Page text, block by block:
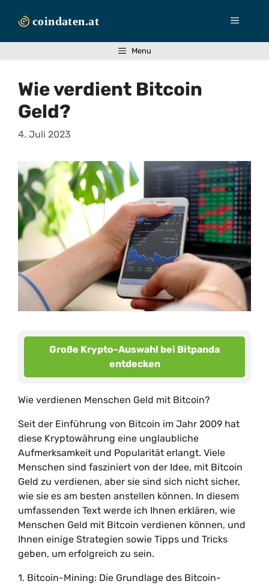
Inhalt
Menü
Menu
Wie verdient Bitcoin
Geld?
4. Juli 2023
Große Krypto-Auswahl bei Bitpanda
entdecken
Wie verdienen Menschen Geld mit Bitcoin?
Seit der Einführung von Bitcoin im Jahr 2009 hat
diese Kryptowährung eine unglaubliche
Aufmerksamkeit und Popularität erlangt. Viele
Menschen sind fasziniert von der Idee, mit Bitcoin
Geld zu verdienen, aber sie sind sich nicht sicher,
wie sie es am besten anstellen können. In diesem
umfassenden Text werde ich Ihnen erklären, wie
Menschen Geld mit Bitcoin verdienen können, und
Ihnen einige Strategien sowie Tipps und Tricks
geben, um erfolgreich zu sein.
1. Bitcoin-Mining: Die Grundlage des Bitcoin-